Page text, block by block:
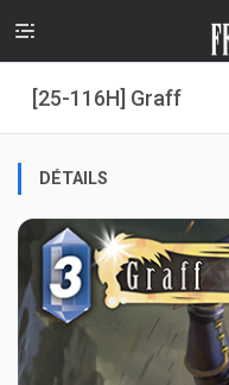
[25-116H] Graff
DÉTAILS